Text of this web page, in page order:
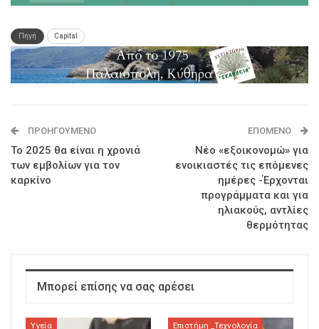
Πηγή Capital
ΠΡΟΗΓΟΎΜΕΝΟ
Το 2025 θα είναι η χρονιά
των εμβολίων για τον
καρκίνο
ΕΠΌΜΕΝΟ
Νέο «εξοικονομώ» για
ενοικιαστές τις επόμενες
ημέρες -Έρχονται
προγράμματα και για
ηλιακoύς, αντλίες
θερμότητας
Μπορεί επίσης να σας αρέσει
Υγεία Επιστήμη _Τεχνολογία